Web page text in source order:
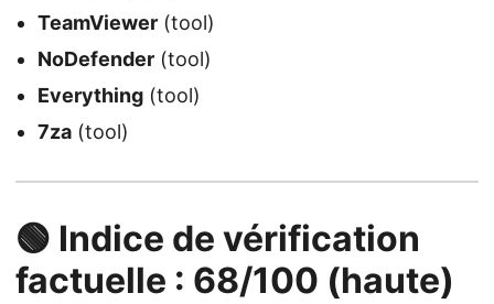
TeamViewer (tool)
NoDefender (tool)
Everything (tool)
7za (tool)
🟢 Indice de vérification
factuelle : 68/100 (haute)